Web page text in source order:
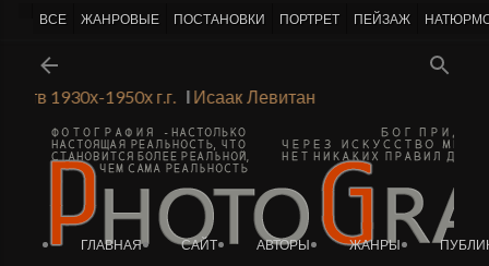
К основному контенту
1930х-1950х г.г. ΙИсаак Левитан
ГЛАВНАЯ САЙТ АВТОРЫ ЖАНРЫ
ВСЕ ЖАНРОВЫЕ ПОСТАНОВКИ ПОРТРЕТ ПЕЙЗАЖ